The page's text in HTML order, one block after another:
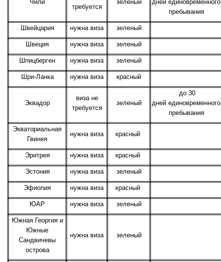
Чили
требуется
зеленый
дней единовременного
пребывания
Швейцария нужна виза зеленый
Швеция нужна виза зеленый
Шпицберген нужна виза зеленый
Шри-Ланка нужна виза красный
Эквадор
виза не
требуется
зеленый
до 30
дней единовременного
пребывания
Экваториальная
Гвинея
нужна виза красный
Эритрея нужна виза красный
Эстония нужна виза зеленый
Эфиопия нужна виза красный
ЮАР нужна виза зеленый
Южная Георгия и
Южные
Сандвичевы
острова
нужна виза зеленый